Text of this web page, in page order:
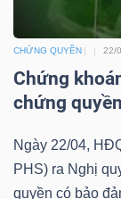
CHỨNG QUYỀN 22/
Chứng
chứng
Ngày 22/04,
PHS) ra Nghị
quyền có bảo
CHĂM
SÓC
SỨC
KHỎE